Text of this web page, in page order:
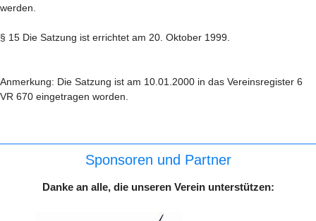
werden.
§ 15 Die Satzung ist errichtet am 20. Oktober 1999.
Anmerkung: Die Satzung ist am 10.01.2000 in das Vereinsregister 6
VR 670 eingetragen worden.
Sponsoren und Partner
Danke an alle, die unseren Verein unterstützen: